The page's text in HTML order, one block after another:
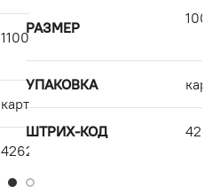
1100х2000
см
картон
4262381675390
РАЗМЕР
УПАКОВКА
ШТРИХ-КОД